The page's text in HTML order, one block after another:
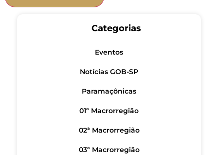
Categorias
Eventos
Notícias GOB-SP
Paramaçônicas
01ª Macrorregião
02ª Macrorregião
03ª Macrorregião